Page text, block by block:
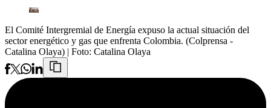
El Comité Intergremial de Energía expuso la actual situación del
sector energético y gas que enfrenta Colombia. (Colprensa -
Catalina Olaya) | Foto: Catalina Olaya